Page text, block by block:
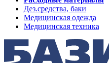
Дез.средства, баки
Медицинская одежда
Медицинская техника